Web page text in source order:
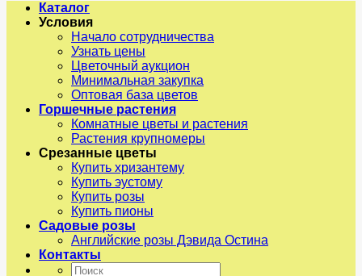
Каталог
Условия
Начало сотрудничества
Узнать цены
Цветочный аукцион
Минимальная закупка
Оптовая база цветов
Горшечные растения
Комнатные цветы и растения
Растения крупномеры
Срезанные цветы
Купить хризантему
Купить эустому
Купить розы
Купить пионы
Садовые розы
Английские розы Дэвида Остина
Контакты
Искать: